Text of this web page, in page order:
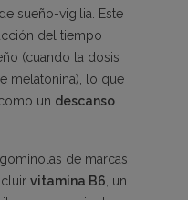
sueño-vigilia. Este
del tiempo
(cuando la dosis
melatonina), lo que
un descanso
de marcas
vitamina B6 , un